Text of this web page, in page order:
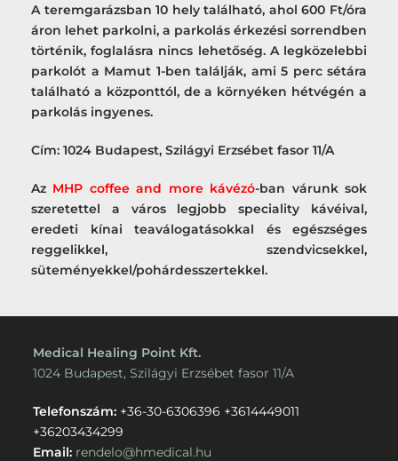
A teremgarázsban 10 hely található, ahol 600 Ft/óra
áron lehet parkolni, a parkolás érkezési sorrendben
történik, foglalásra nincs lehetőség. A legközelebbi
parkolót a Mamut 1-ben találják, ami 5 perc sétára
található a központtól, de a környéken hétvégén a
parkolás ingyenes.
Cím: 1024 Budapest, Szilágyi Erzsébet fasor 11/A
Az MHP coffee and more kávézó-ban várunk sok
szeretettel a város legjobb speciality kávéival,
eredeti kínai teaválogatásokkal és egészséges
reggelikkel, szendvicsekkel,
süteményekkel/pohárdesszertekkel.
Medical Healing Point Kft.
1024 Budapest, Szilágyi Erzsébet fasor 11/A
Telefonszám: +36-30-6306396 +3614449011
+36203434299
Email: rendelo@hmedical.hu